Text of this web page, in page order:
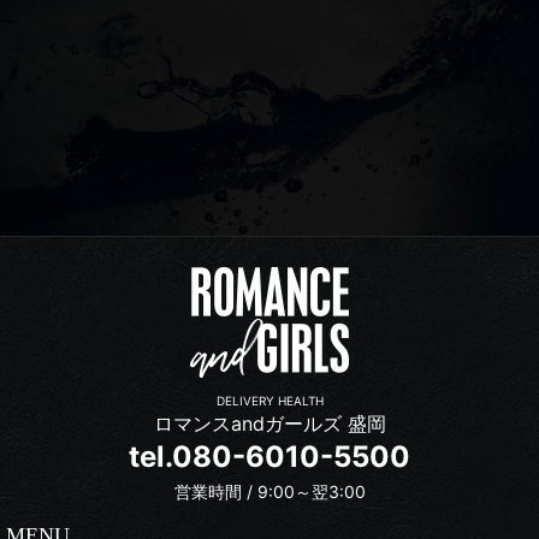
DELIVERY HEALTH
ロマンスandガールズ 盛岡
tel.080-6010-5500
営業時間 / 9:00～翌3:00